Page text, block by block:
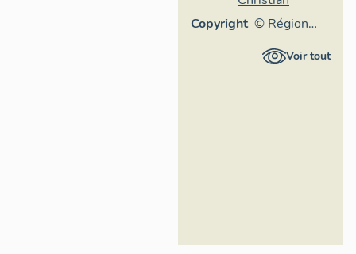
Copyright © Région
Auvergne-Voir tout